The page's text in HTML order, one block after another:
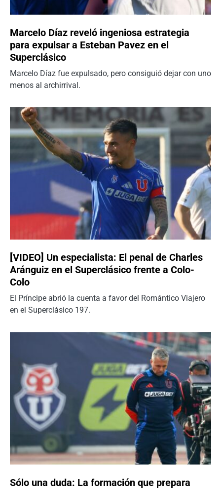
Marcelo Díaz reveló ingeniosa estrategia
para expulsar a Esteban Pavez en el
Superclásico
Marcelo Díaz fue expulsado, pero consiguió dejar con uno
menos al archirrival.
[VIDEO] Un especialista: El penal de Charles
Aránguiz en el Superclásico frente a Colo-
Colo
El Príncipe abrió la cuenta a favor del Romántico Viajero
en el Superclásico 197.
Sólo una duda: La formación que prepara